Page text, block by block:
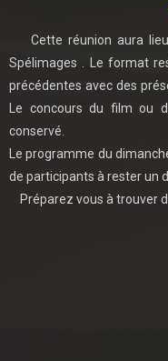
Cette réunion aura
Spélimages . Le format
précédentes avec des
Le concours du film ou
conservé.
Le programme du
de participants à rester un
Préparez vous à trouver